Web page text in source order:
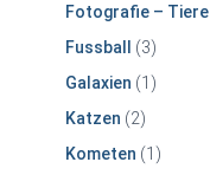
Fotografie – Tiere
Fussball
(3)
Galaxien (1)
Katzen (2)
Kometen (1)